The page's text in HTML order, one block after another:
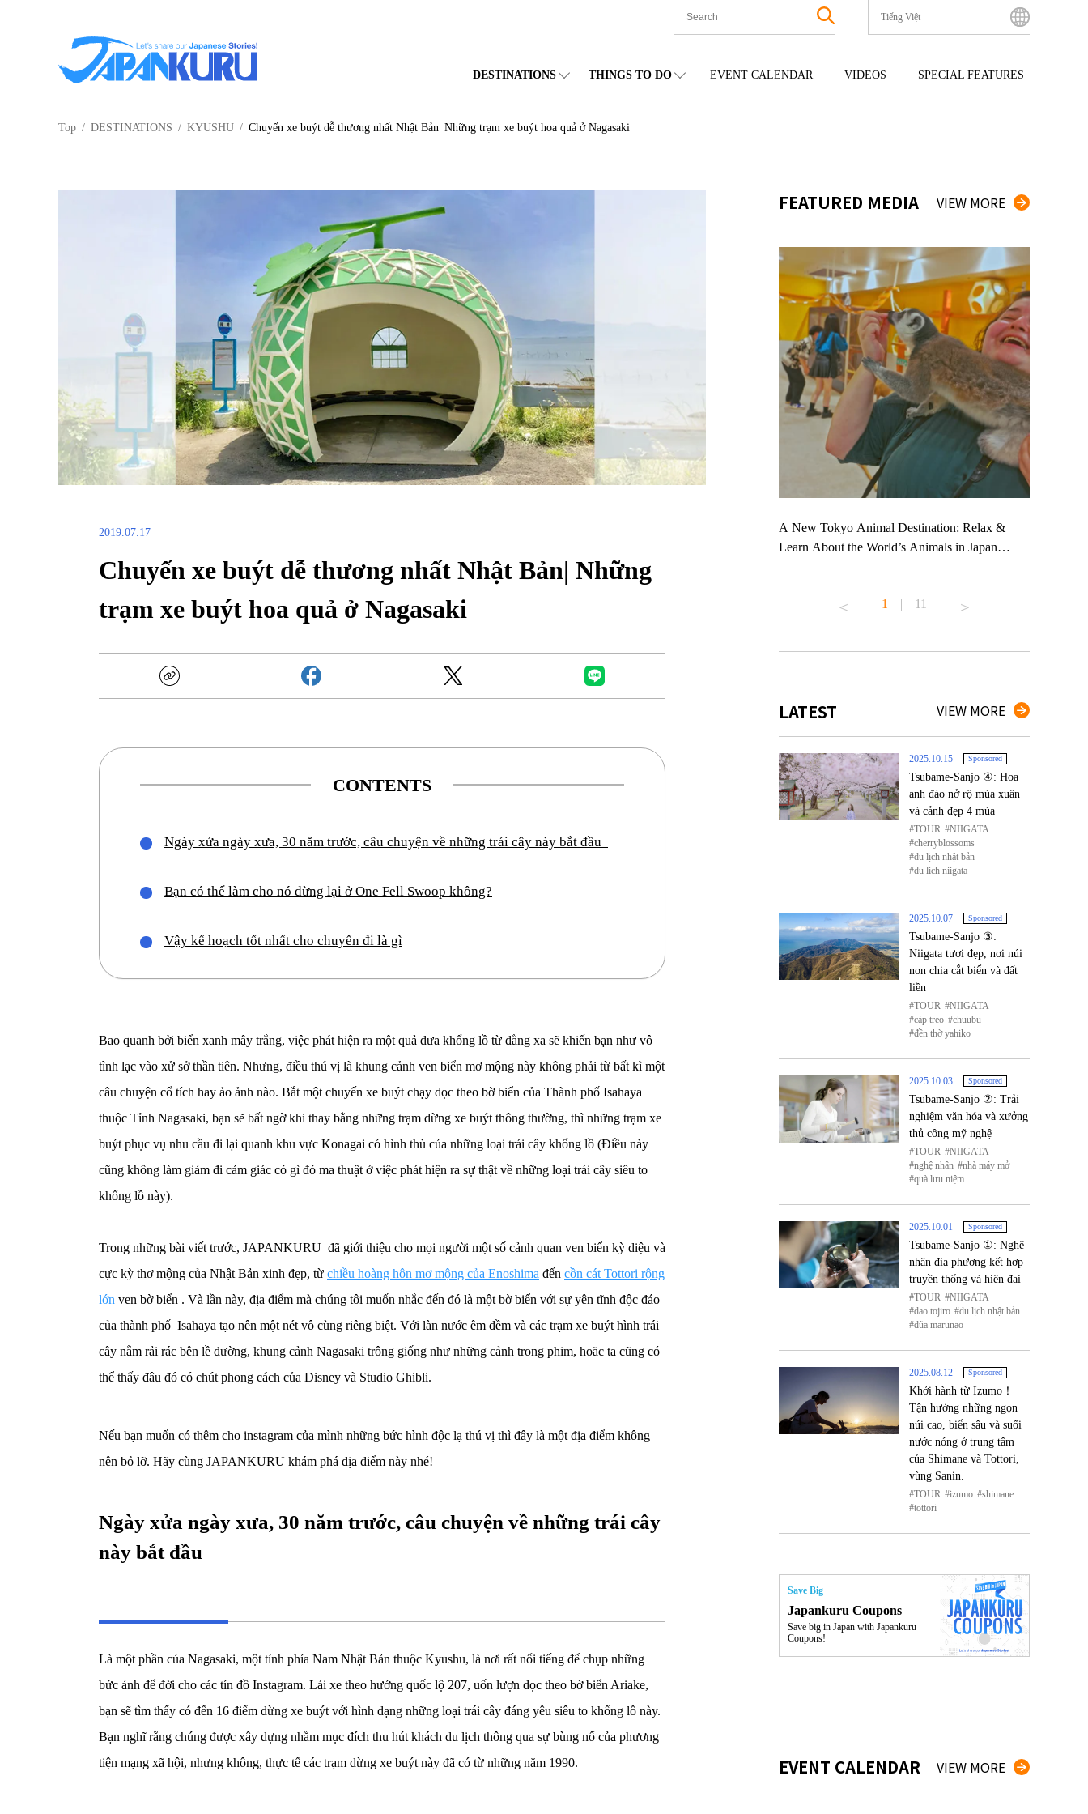
Tiếng Việt
Tiếng Việt
DESTINATIONS
HOKKAIDO
KANTO
KANSAI
THINGS TO DO
SHOPPING
CULTURE
EVENT CALENDAR VIDEOS SPECIAL FEATURES
Top / DESTINATIONS / KYUSHU / Chuyến xe buýt dễ thương nhất Nhật Bản| Những trạm xe buýt hoa quả ở Nagasaki
2019.07.17
Chuyến xe buýt dễ thương nhất Nhật Bản| Những
trạm xe buýt hoa quả ở Nagasaki
CONTENTS
Ngày xửa ngày xưa, 30 năm trước, câu chuyện về những trái cây này bắt đầu
Bạn có thể làm cho nó dừng lại ở One Fell Swoop không?
Vậy kế hoạch tốt nhất cho chuyến đi là gì
Bao quanh bởi biển xanh mây trắng, việc phát hiện ra một quả dưa khổng lồ từ đằng xa sẽ khiến bạn như vô
tình lạc vào xử sở thần tiên. Nhưng, điều thú vị là khung cảnh ven biển mơ mộng này không phải từ bất kì một
câu chuyện cổ tích hay ảo ảnh nào. Bắt một chuyến xe buýt chạy dọc theo bờ biển của Thành phố Isahaya
thuộc Tỉnh Nagasaki, bạn sẽ bất ngờ khi thay bằng những trạm dừng xe buýt thông thường, thì những trạm xe
buýt phục vụ nhu cầu đi lại quanh khu vực Konagai có hình thù của những loại trái cây khổng lồ (Điều này
cũng không làm giảm đi cảm giác có gì đó ma thuật ở việc phát hiện ra sự thật về những loại trái cây siêu to
khổng lồ này).
Trong những bài viết trước, JAPANKURU đã giới thiệu cho mọi người một số cảnh quan ven biển kỳ diệu và
cực kỳ thơ mộng của Nhật Bản xinh đẹp, từ chiều hoàng hôn mơ mộng của Enoshima đến cồn cát Tottori rộng
lớn ven bờ biển . Và lần này, địa điểm mà chúng tôi muốn nhắc đến đó là một bờ biển với sự yên tĩnh độc đáo
của thành phố Isahaya tạo nên một nét vô cùng riêng biệt. Với làn nước êm đềm và các trạm xe buýt hình trái
cây nằm rải rác bên lề đường, khung cảnh Nagasaki trông giống như những cảnh trong phim, hoăc ta cũng có
thể thấy đâu đó có chút phong cách của Disney và Studio Ghibli.
Nếu bạn muốn có thêm cho instagram của mình những bức hình độc lạ thú vị thì đây là một địa điểm không
nên bỏ lỡ. Hãy cùng JAPANKURU khám phá địa điểm này nhé!
Ngày xửa ngày xưa, 30 năm trước, câu chuyện về những trái cây
này bắt đầu
Là một phần của Nagasaki, một tỉnh phía Nam Nhật Bản thuộc Kyushu, là nơi rất nổi tiếng để chụp những
bức ảnh để đời cho các tín đồ Instagram. Lái xe theo hướng quốc lộ 207, uốn lượn dọc theo bờ biển Ariake,
bạn sẽ tìm thấy có đến 16 điểm dừng xe buýt với hình dạng những loại trái cây đáng yêu siêu to khổng lồ này.
Bạn nghĩ rằng chúng được xây dựng nhằm mục đích thu hút khách du lịch thông qua sự bùng nổ của phương
tiện mạng xã hội, nhưng không, thực tế các trạm dừng xe buýt này đã có từ những năm 1990.
FEATURED MEDIA VIEW MORE
acclaimed immersive art and bringing it to
Japan's ancient capital. We can't wait to see it for
#kyototrip #japantravel #artnews
Photos courtesy of teamLab, Exhibition view of
teamLab Biovortex Kyoto, 2025, Kyoto ®
A New Tokyo Animal Destination: Relax &
Learn About the World’s Animals in Japan
#japantrip #카피바라 #애니터치 #아이와가볼
1 | 11
LATEST VIEW MORE
2025.10.15 Sponsored
Tsubame-Sanjo ④: Hoa
anh đào nở rộ mùa xuân
và cảnh đẹp 4 mùa
TOUR
NIIGATA
cherryblossoms
du lịch nhật bản
du lịch niigata
2025.10.07 Sponsored
Tsubame-Sanjo ③:
Niigata tươi đẹp, nơi núi
non chia cắt biển và đất
liền
TOUR
NIIGATA
cáp treo
chuubu
đền thờ yahiko
2025.10.03 Sponsored
Tsubame-Sanjo ②: Trải
nghiệm văn hóa và xưởng
thủ công mỹ nghệ
TOUR
NIIGATA
nghệ nhân
nhà máy mở
quà lưu niệm
2025.10.01 Sponsored
Tsubame-Sanjo ①: Nghệ
nhân địa phương kết hợp
truyền thống và hiện đại
TOUR
NIIGATA
dao tojiro
du lịch nhật bản
đũa marunao
2025.08.12 Sponsored
Khởi hành từ Izumo！
Tận hưởng những ngọn
núi cao, biển sâu và suối
nước nóng ở trung tâm
của Shimane và Tottori,
vùng Sanin.
TOUR izumo
shimane
tottori
Save Big
Japankuru Coupons
Save big in Japan with Japankuru
Coupons!
EVENT CALENDAR VIEW MORE